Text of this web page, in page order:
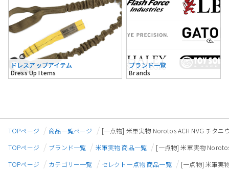
ドレスアップアイテム
Dress Up Items
ブランド一覧
Brands
TOPページ 商品一覧ページ
[一点物] 米軍実物 Norotos ACH NVG チタニ
TOPページ
ブランド一覧 米軍実物 商品一覧
[一点物] 米軍実物
TOPページ
カテゴリー一覧 セレクト一点物 商品一覧
[一点物] 米軍実